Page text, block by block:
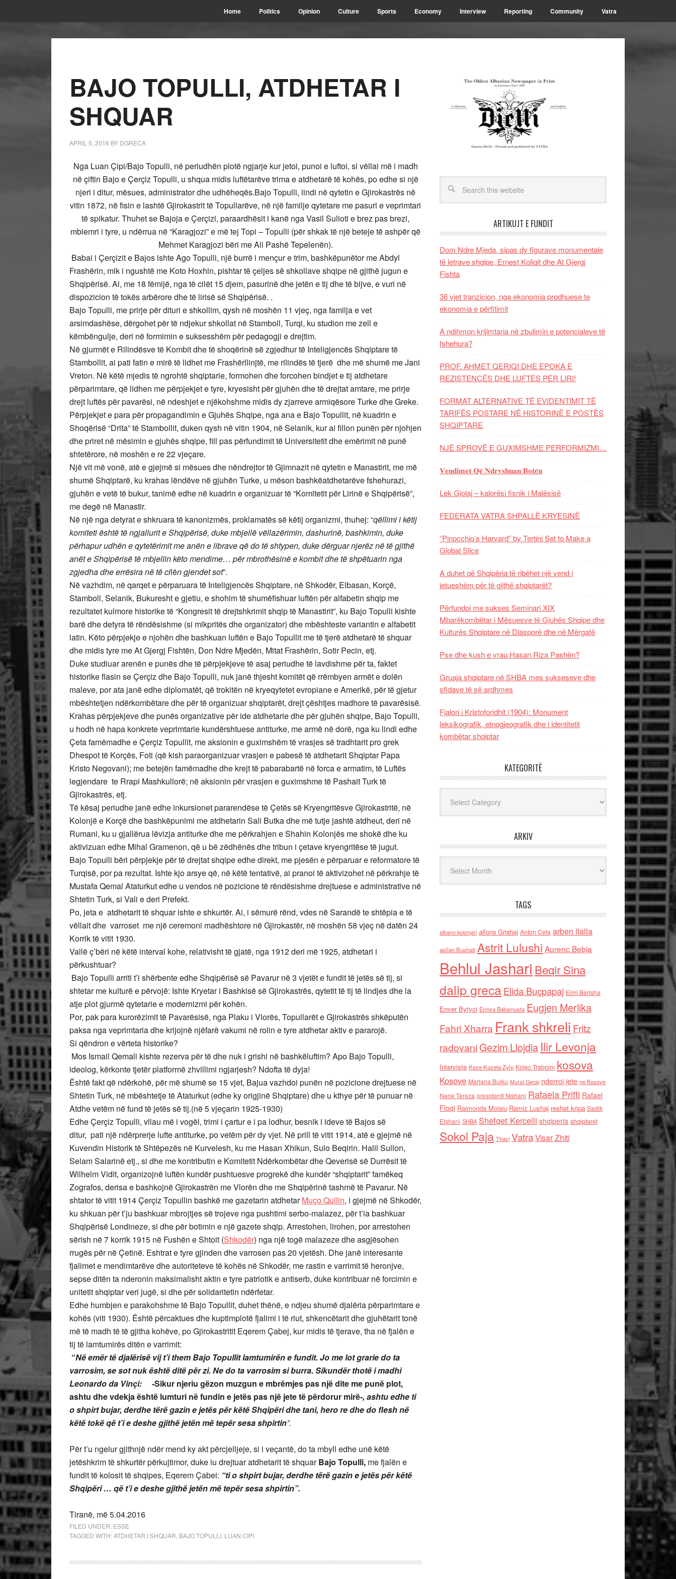
Home Politics Opinion Culture Sports Economy Interview Reporting Community Vatra
BAJO TOPULLI, ATDHETAR I
SHQUAR
APRIL 5, 2016 BY DGRECA
Nga Luan Çipi/Bajo Topulli, në periudhën plotë ngjarje kur jetoi, punoi e luftoi, si vëllai më i madh
në çiftin Bajo e Çerçiz Topulli, u shqua midis luftëtarëve trima e atdhetarë të kohës, po edhe si një
njeri i ditur, mësues, administrator dhe udhëheqës.Bajo Topulli, lindi në qytetin e Gjirokastrës në
vitin 1872, në fisin e lashtë Gjirokastrit të Topullarëve, në një familje qytetare me pasuri e veprimtari
të spikatur. Thuhet se Bajoja e Çerçizi, paraardhësit i kanë nga Vasil Sulioti e brez pas brezi,
mbiemri i tyre, u ndërrua në “Karagjozi” e më tej Topi – Topulli (për shkak të një beteje të ashpër që
Mehmet Karagjozi bëri me Ali Pashë Tepelenën).
Babai i Çerçizit e Bajos ishte Ago Topulli, një burrë i mençur e trim, bashkëpunëtor me Abdyl
Frashërin, mik i ngushtë me Koto Hoxhin, pishtar të çeljes së shkollave shqipe në gjithë jugun e
Shqipërisë. Ai, me 18 fëmijë, nga të cilët 15 djem, pasurinë dhe jetën e tij dhe të bijve, e vuri në
dispozicion të tokës arbërore dhe të lirisë së Shqipërisë. .
Bajo Topulli, me prirje për dituri e shkollim, qysh në moshën 11 vjeç, nga familja e vet
arsimdashëse, dërgohet për të ndjekur shkollat në Stamboll, Turqi, ku studion me zell e
këmbëngulje, deri në formimin e suksesshëm për pedagogji e drejtim.
Në gjurmët e Rilindësve të Kombit dhe të shoqërinë së zgjedhur të Inteligjencës Shqiptare të
Stambollit, ai pati fatin e mirë të lidhet me Frashërllinjtë, me rilindës të tjerë dhe më shumë me Jani
Vreton. Në këtë mjedis të ngrohtë shqiptarie, formohen dhe forcohen bindjet e tij atdhetare
përparimtare, që lidhen me përpjekjet e tyre, kryesisht për gjuhën dhe të drejtat amtare, me prirje
drejt luftës për pavarësi, në ndeshjet e njëkohshme midis dy zjarreve armiqësore Turke dhe Greke.
Përpjekjet e para për propagandimin e Gjuhës Shqipe, nga ana e Bajo Topullit, në kuadrin e
Shoqërisë “Drita” të Stambollit, duken qysh në vitin 1904, në Selanik, kur ai fillon punën për njohjen
dhe priret në mësimin e gjuhës shqipe, fill pas përfundimit të Universitetit dhe emërimit në punë
shtetërore, në moshën e re 22 vjeçare.
Një vit më vonë, atë e gjejmë si mësues dhe nëndrejtor të Gjimnazit në qytetin e Manastirit, me më
shumë Shqiptarë, ku krahas lëndëve në gjuhën Turke, u mëson bashkëatdhetarëve fshehurazi,
gjuhën e vetë të bukur, tanimë edhe në kuadrin e organizuar të “Komitetit për Lirinë e Shqipërisë”,
me degë në Manastir.
Në një nga detyrat e shkruara të kanonizmës, proklamatës së këtij organizmi, thuhej: “qëllimi i këtij
komiteti është të ngjallurit e Shqipërisë, duke mbjellë vëllazërimin, dashurinë, bashkimin, duke
përhapur udhën e qytetërimit me anën e librave që do të shtypen, duke dërguar njerëz në të gjithë
anët e Shqipërisë të mbjellin këto mendime… për mbrothësinë e kombit dhe të shpëtuarin nga
zgjedha dhe errësira në të cilën gjendet sot”.
Në vazhdim, në qarqet e përparuara të Inteligjencës Shqiptare, në Shkodër, Elbasan, Korçë,
Stamboll, Selanik, Bukuresht e gjetiu, e shohim të shumëfishuar luftën për alfabetin shqip me
rezultatet kulmore historike të “Kongresit të drejtshkrimit shqip të Manastirit”, ku Bajo Topulli kishte
barë dhe detyra të rëndësishme (si mikpritës dhe organizator) dhe mbështeste variantin e alfabetit
latin. Këto përpjekje e njohën dhe bashkuan luftën e Bajo Topullit me të tjerë atdhetarë të shquar
dhe midis tyre me At Gjergj Fishtën, Don Ndre Mjedën, Mitat Frashërin, Sotir Pecin, etj.
Duke studiuar arenën e punës dhe të përpjekjeve të asaj periudhe të lavdishme për ta, faktet
historike flasin se Çerçiz dhe Bajo Topulli, nuk janë thjesht komitët që rrëmbyen armët e dolën
maleve, por ata janë edhe diplomatët, që trokitën në kryeqytetet evropiane e Amerikë, për të gjetur
mbështetjen ndërkombëtare dhe për të organizuar shqiptarët, drejt çështjes madhore të pavarësisë.
Krahas përpjekjeve dhe punës organizative për ide atdhetarie dhe për gjuhën shqipe, Bajo Topulli,
u hodh në hapa konkrete veprimtarie kundërshtuese antiturke, me armë në dorë, nga ku lindi edhe
Çeta famëmadhe e Çerçiz Topullit, me aksionin e guximshëm të vrasjes së tradhtarit pro grek
Dhespot të Korçës, Foti (që kish paraorganizuar vrasjen e pabesë të atdhetarit Shqiptar Papa
Kristo Negovani); me betejën famëmadhe dhe krejt të pabarabartë në forca e armatim, të Luftës
legjendare te Rrapi Mashkullorë; në aksionin për vrasjen e guximshme të Pashait Turk të
Gjirokastrës, etj.
Të kësaj periudhe janë edhe inkursionet pararendëse të Çetës së Kryengritësve Gjirokastritë, në
Kolonjë e Korçë dhe bashkëpunimi me atdhetarin Sali Butka dhe më tutje jashtë atdheut, deri në
Rumani, ku u gjallërua lëvizja antiturke dhe me përkrahjen e Shahin Kolonjës me shokë dhe ku
aktivizuan edhe Mihal Gramenon, që u bë zëdhënës dhe tribun i çetave kryengritëse të jugut.
Bajo Topulli bëri përpjekje për të drejtat shqipe edhe direkt, me pjesën e përparuar e reformatore të
Turqisë, por pa rezultat. Ishte kjo arsye që, në këtë tentativë, ai pranoi të aktivizohet në përkrahje të
Mustafa Qemal Ataturkut edhe u vendos në pozicione të rëndësishme drejtuese e administrative në
Shtetin Turk, si Vali e deri Prefekt.
Po, jeta e atdhetarit të shquar ishte e shkurtër. Ai, i sëmurë rënd, vdes në Sarandë te shtëpia e të
vëllait dhe varroset me një ceremoni madhështore në Gjirokastër, në moshën 58 vjeç në datën 24
Korrik të vitit 1930.
Vallë ç’bëri në këtë interval kohe, relativisht të gjatë, nga 1912 deri më 1925, atdhetari i
përkushtuar?
Bajo Topulli arriti t’i shërbente edhe Shqipërisë së Pavarur në 3 vjetët e fundit të jetës së tij, si
shtetar me kulturë e përvojë: Ishte Kryetar i Bashkisë së Gjirokastrës, qytetit të tij të lindjes dhe la
atje plot gjurmë qytetarie e modernizmi për kohën.
Por, pak para kurorëzimit të Pavarësisë, nga Plaku i Vlorës, Topullarët e Gjirokastrës shkëputën
paksa nga veprimtaria dhe krijojnë njëfarë vakumi në rolin e tyre atdhetar aktiv e pararojë.
Si qëndron e vërteta historike?
Mos Ismail Qemali kishte rezerva për të dhe nuk i grishi në bashkëluftim? Apo Bajo Topulli,
ideolog, kërkonte tjetër platformë zhvillimi ngjarjesh? Ndofta të dyja!
Është fakt që ndërkohë, për më shumë se 15 vjet, Bajua vazhdoi punën në pozicione drejtuese në
Shtetin Turk, në mbështetje të Ataturkut (edhe ky origjinë Shqiptare) dhe u kthye për të punuar në
Atdhe vetëm në fund të jetës së tij.(në 5 vjeçarin 1925-1930)
Edhe Çerçiz Topulli, vllau më i vogël, trimi i çartur e i pa lodhur, besnik i ideve të Bajos së
ditur, pati një ndërprerje lufte antiturke, po vetëm për dy vjet. Në prill të vitit 1914, atë e gjejmë në
Kuvendin Historik të Shtëpezës në Kurvelesh, ku me Hasan Xhikun, Sulo Beqirin. Halil Sullon,
Selam Salarinë etj., si dhe me kontributin e Komitetit Ndërkombëtar dhe Qeverisë së Durrësit të
Wilhelm Vidit, organizojnë luftën kundër pushtuesve progrekë dhe kundër “shqiptarit” famëkeq
Zografos, derisa e bashkojnë Gjirokastrën me Vlorën dhe me Shqipërinë tashmë të Pavarur. Në
shtator të vitit 1914 Çerçiz Topullin bashkë me gazetarin atdhetarMuço Qullin, i gjejmë në Shkodër,
ku shkuan për t’ju bashkuar mbrojtjes së trojeve nga pushtimi serbo-malazez, për t’ia bashkuar
Shqipërisë Londineze, si dhe për botimin e një gazete shqip. Arrestohen, lirohen, por arrestohen
sërish në 7 korrik 1915 në Fushën e Shtoit (Shkodër) nga një togë malazeze dhe asgjësohen
rrugës për në Çetinë. Eshtrat e tyre gjinden dhe varrosen pas 20 vjetësh. Dhe janë interesante
fjalimet e mendimtarëve dhe autoriteteve të kohës në Shkodër, me rastin e varrimit të heronjve,
sepse ditën ta nderonin maksimalisht aktin e tyre patriotik e antiserb, duke kontribuar në forcimin e
unitetit shqiptar veri jugë, si dhe për solidaritetin ndërfetar.
Edhe humbjen e parakohshme të Bajo Topullit, duhet thënë, e ndjeu shumë djalëria përparimtare e
kohës (viti 1930). Është përcaktues dhe kuptimplotë fjalimi i të riut, shkencëtarit dhe gjuhëtarit tonë
më të madh të të gjitha kohëve, po Gjirokastritit Eqerem Çabej, kur midis të tjerave, tha në fjalën e
tij të lamtumirës ditën e varrimit:
“Në emër të djalërisë vij t’i them Bajo Topullit lamtumirën e fundit. Jo me lot grarie do ta
varrosim, se sot nuk është ditë për zi. Ne do ta varrosim si burra. Sikundër thotë i madhi
Leonardo da Vinçi: -Sikur njeriu gëzon muzgun e mbrëmjes pas një dite me punë plot,
ashtu dhe vdekja është lumturi në fundin e jetës pas një jete të përdorur mirë-, ashtu edhe ti
o shpirt bujar, derdhe tërë gazin e jetës për këtë Shqipëri dhe tani, hero re dhe do flesh në
këtë tokë që t’i e deshe gjithë jetën më tepër sesa shpirtin”.
Për t’u ngelur gjithnjë ndër mend ky akt përcjelljeje, si i veçantë, do ta mbyll edhe unë këtë
jetëshkrim të shkurtër përkujtimor, duke iu drejtuar atdhetarit të shquarBajo Topulli, me fjalën e
fundit të kolosit të shqipes, Eqerem Çabei: “ti o shpirt bujar, derdhe tërë gazin e jetës për këtë
Shqipëri … që t’i e deshe gjithë jetën më tepër sesa shpirtin”.
Tiranë, më 5.04.2016
FILED UNDER: ESSE
TAGGED WITH:ATDHETAR I SHQUAR BAJO TOPULLI LUAN CIPI
ARTIKUJT E FUNDIT
Dom Ndre Mjeda, sipas dy figurave monumentale
të letrave shqipe, Ernest Koliqit dhe At Gjergj
Fishta
36 vjet tranzicion, nga ekonomia prodhuese te
ekonomia e përfitimit
A ndihmon krijimtaria në zbulimin e potencialeve të
fshehura?
PROF. AHMET QERIQI DHE EPOKA E
REZISTENCЁS DHE LUFTЁS PЁR LIRI!
FORMAT ALTERNATIVE TË EVIDENTIMIT TË
TARIFËS POSTARE NË HISTORINË E POSTËS
SHQIPTARE
NJË SPROVË E GUXIMSHME PERFORMIZMI…
𝐕𝐞𝐧𝐝𝐢𝐦𝐞𝐭 𝐐𝐞̈ 𝐍𝐝𝐫𝐲𝐬𝐡𝐮𝐚𝐧 𝐁𝐨𝐭𝐞̈𝐧
Lek Gjolaj – kalorësi fisnik i Malësisë
FEDERATA VATRA SHPALLË KRYESINË
“Pinocchio’s Harvard” by Tertini Set to Make a
Global Slice
A duhet që Shqipëria të ribëhet një vend i
jetueshëm për të gjithë shqiptarët?
Përfundoi me sukses Seminari XIX
Mbarëkombëtar i Mësuesve të Gjuhës Shqipe dhe
Kulturës Shqiptare në Diasporë dhe në Mërgatë
Pse dhe kush e vrau Hasan Riza Pashën?
Gruaja shqiptare në SHBA mes sukseseve dhe
sfidave të së ardhmes
Fjalori i Kristoforidhit (1904): Monument
leksikografik, etnogjeografik dhe i identitetit
kombëtar shqiptar
KATEGORITË
ARKIV
TAGS
albano kolonjari alfons Grishaj Anton Cefa arben llalla
asllan Bushati Astrit Lulushi Aurenc Bebja
Behlul Jashari Beqir Sina
dalip grecaElida Buçpapaj Elmi Berisha
Enver Bytyci Ermira Babamusta Eugjen Merlika
Fahri Xharra Frank shkreli Fritz
radovaniGezim Llojdia Ilir Levonja
Interviste Keze Kozeta Zylo Kolec Traboini kosova
Kosove Marjana Bulku Murat Gecaj nderroi jete ne Kosove
Nene Tereza presidenti Nishani Rafaela Prifti Rafael
Floqi Raimonda Moisiu Ramiz Lushaj reshat kripa Sadik
Elshani SHBA Shefqet Kercelli shqiperia shqiptaret
Sokol Paja Thaci VatraVisar Zhiti